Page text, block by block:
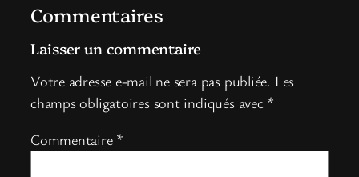
Commentaires
Laisser un commentaire
Votre adresse e-mail ne sera pas publiée. Les
champs obligatoires sont indiqués avec *
Commentaire *